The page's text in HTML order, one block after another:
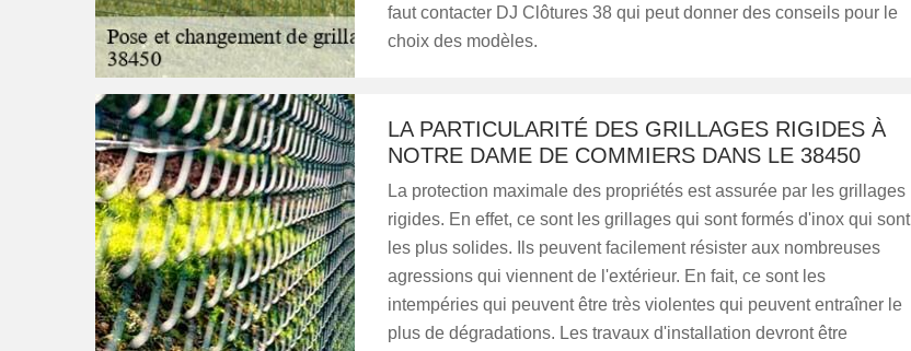
faut contacter DJ Clôtures 38 qui peut donner des conseils pour le
choix des modèles.
LA PARTICULARITÉ DES GRILLAGES RIGIDES À
NOTRE DAME DE COMMIERS DANS LE 38450
La protection maximale des propriétés est assurée par les grillages
rigides. En effet, ce sont les grillages qui sont formés d'inox qui sont
les plus solides. Ils peuvent facilement résister aux nombreuses
agressions qui viennent de l'extérieur. En fait, ce sont les
intempéries qui peuvent être très violentes qui peuvent entraîner le
plus de dégradations. Les travaux d'installation devront être